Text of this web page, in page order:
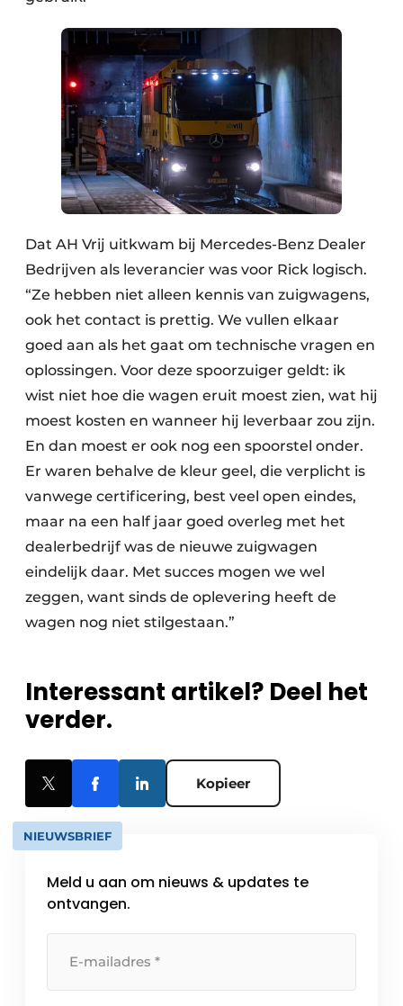
Dat AH Vrij uitkwam bij Mercedes-Benz Dealer
Bedrijven als leverancier was voor Rick logisch.
“Ze hebben niet alleen kennis van zuigwagens,
ook het contact is prettig. We vullen elkaar
goed aan als het gaat om technische vragen en
oplossingen. Voor deze spoorzuiger geldt: ik
wist niet hoe die wagen eruit moest zien, wat hij
moest kosten en wanneer hij leverbaar zou zijn.
En dan moest er ook nog een spoorstel onder.
Er waren behalve de kleur geel, die verplicht is
vanwege certificering, best veel open eindes,
maar na een half jaar goed overleg met het
dealerbedrijf was de nieuwe zuigwagen
eindelijk daar. Met succes mogen we wel
zeggen, want sinds de oplevering heeft de
wagen nog niet stilgestaan.”
Interessant artikel? Deel het
verder.
Kopieer
NIEUWSBRIEF
Meld u aan om nieuws & updates te
ontvangen.